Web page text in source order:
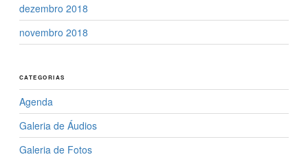
dezembro 2018
novembro 2018
CATEGORIAS
Agenda
Galeria de Áudios
Galeria de Fotos